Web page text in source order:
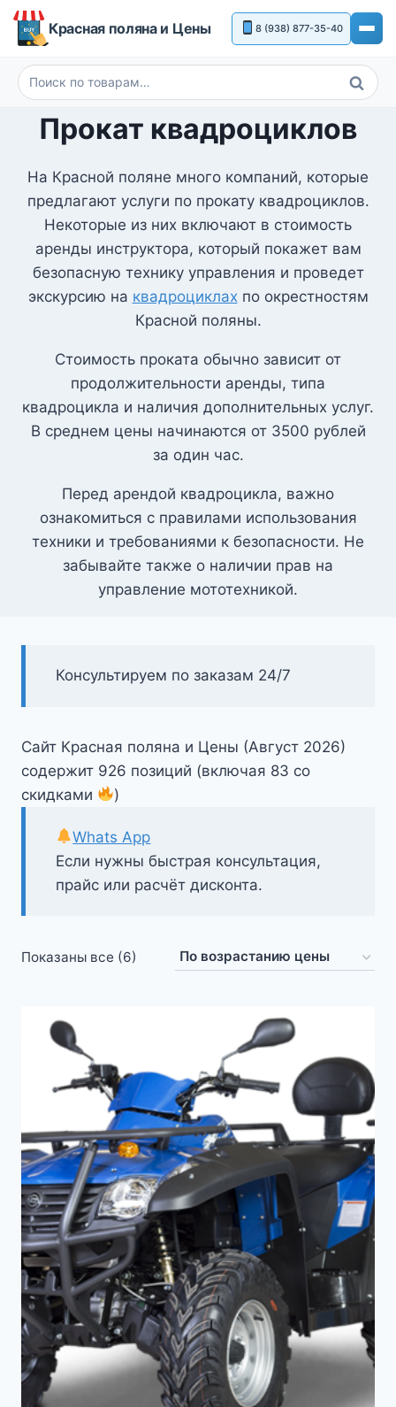
Перейти
Красная поляна и Цены 8 (938) 877-35-40
Искать:
Поиск
Прокат квадроциклов
На Красной поляне много компаний, которые
предлагают услуги по прокату квадроциклов.
Некоторые из них включают в стоимость
аренды инструктора, который покажет вам
безопасную технику управления и проведет
экскурсию на квадроциклахпо окрестностям
Красной поляны.
Стоимость проката обычно зависит от
продолжительности аренды, типа
квадроцикла и наличия дополнительных услуг.
В среднем цены начинаются от 3500 рублей
за один час.
Перед арендой квадроцикла, важно
ознакомиться с правилами использования
техники и требованиями к безопасности. Не
забывайте также о наличии прав на
управление мототехникой.
Консультируем по заказам 24/7
Сайт Красная поляна и Цены (Август 2026)
содержит 926 позиций (включая 83 со
скидками
)
Если нужны быстрая консультация,
прайс или расчёт дисконта.
Whats App
Показаны все (6)